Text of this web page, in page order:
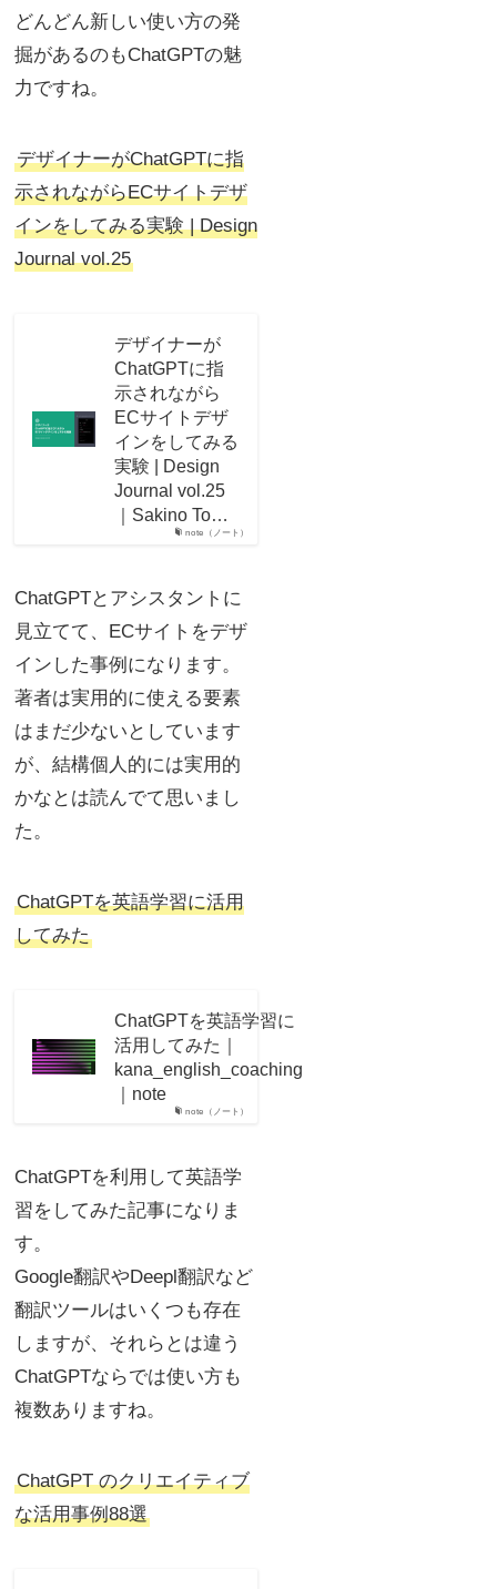
どんどん新しい使い方の発
掘があるのもChatGPTの魅
力ですね。
デザイナーがChatGPTに指
示されながらECサイトデザ
インをしてみる実験 | Design
Journal vol.25
note（ノート）
デザイナーが
ChatGPTに指
示されながら
ECサイトデザ
インをしてみる
実験 | Design
Journal vol.25
｜Sakino To…
ChatGPTとアシスタントに
見立てて、ECサイトをデザ
インした事例になります。
著者は実用的に使える要素
はまだ少ないとしています
が、結構個人的には実用的
かなとは読んでて思いまし
た。
ChatGPTを英語学習に活用
してみた
note（ノート）
ChatGPTを英語学習に
活用してみた｜
kana_english_coaching
｜note
ChatGPTを利用して英語学
習をしてみた記事になりま
す。
Google翻訳やDeepl翻訳など
翻訳ツールはいくつも存在
しますが、それらとは違う
ChatGPTならでは使い方も
複数ありますね。
ChatGPT のクリエイティブ
な活用事例88選